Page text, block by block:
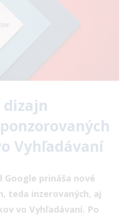
dizajn
Vyhľadávaní
Google prináša nové
teda inzerovaných, aj
vo Vyhľadávaní. Po